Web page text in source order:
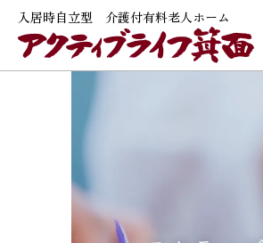
入居時自立型 介護付有料老人ホーム